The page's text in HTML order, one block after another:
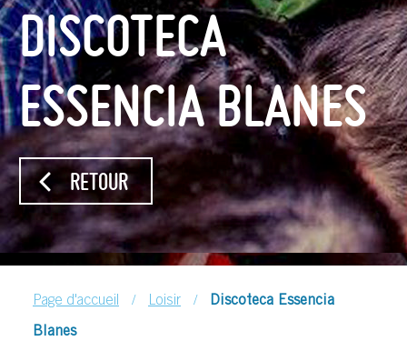
DISCOTECA
ESSENCIA BLANES
RETOUR
Page d'accueil / Loisir / Discoteca Essencia
Blanes